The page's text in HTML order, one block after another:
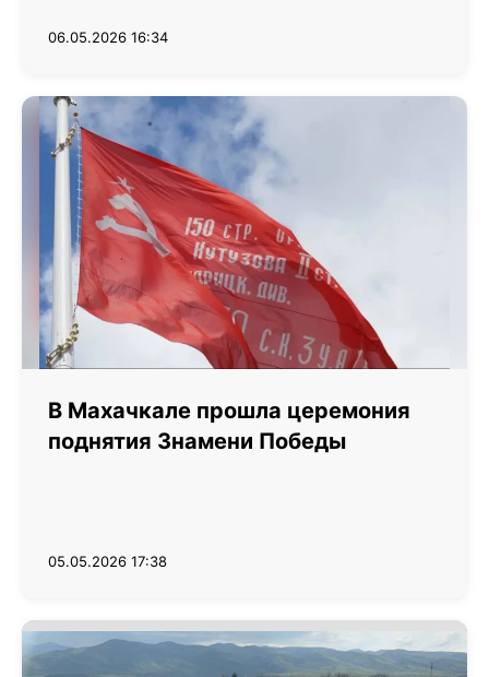
06.05.2026 16:34
В Махачкале прошла церемония
поднятия Знамени Победы
05.05.2026 17:38